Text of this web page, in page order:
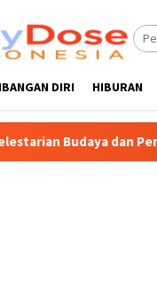
DIRI HIBURAN
Sumber